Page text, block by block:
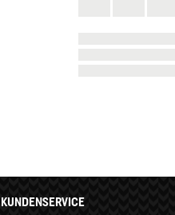
KUNDENSERVICE